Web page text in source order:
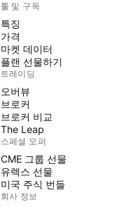
툴 및 구독
특징
가격
마켓 데이터
플랜 선물하기
트레이딩
오버뷰
브로커
브로커 비교
The Leap
스페셜 오퍼
CME 그룹 선물
유렉스 선물
미국 주식 번들
회사 정보